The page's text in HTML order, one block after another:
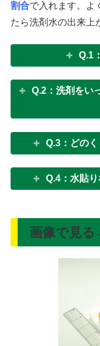
割合で入れます。よ
たら洗剤水の出来上
Q.1
Q.2：洗剤をい
Q.3：どの
Q.4：水貼
画像で見る